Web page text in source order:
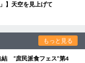
】天空を見上げて
もっと見る
結 “庶民派食フェス”第4